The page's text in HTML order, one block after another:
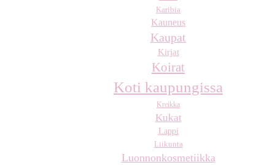
Karibia
Kauneus
Kaupat
Kirjat
Koirat
Koti kaupungissa
Kreikka
Kukat
Lappi
Liikunta
Luonnonkosmetiikka